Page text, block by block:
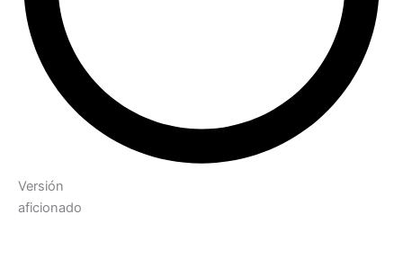
Versión
aficionado